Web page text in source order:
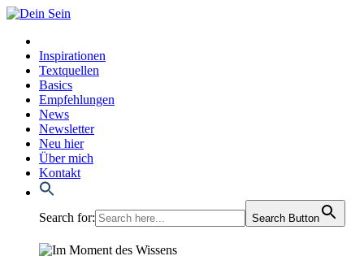
Inspirationen
Textquellen
Basics
Empfehlungen
News
Newsletter
Neu hier
Über mich
Kontakt
Search for: Search Button